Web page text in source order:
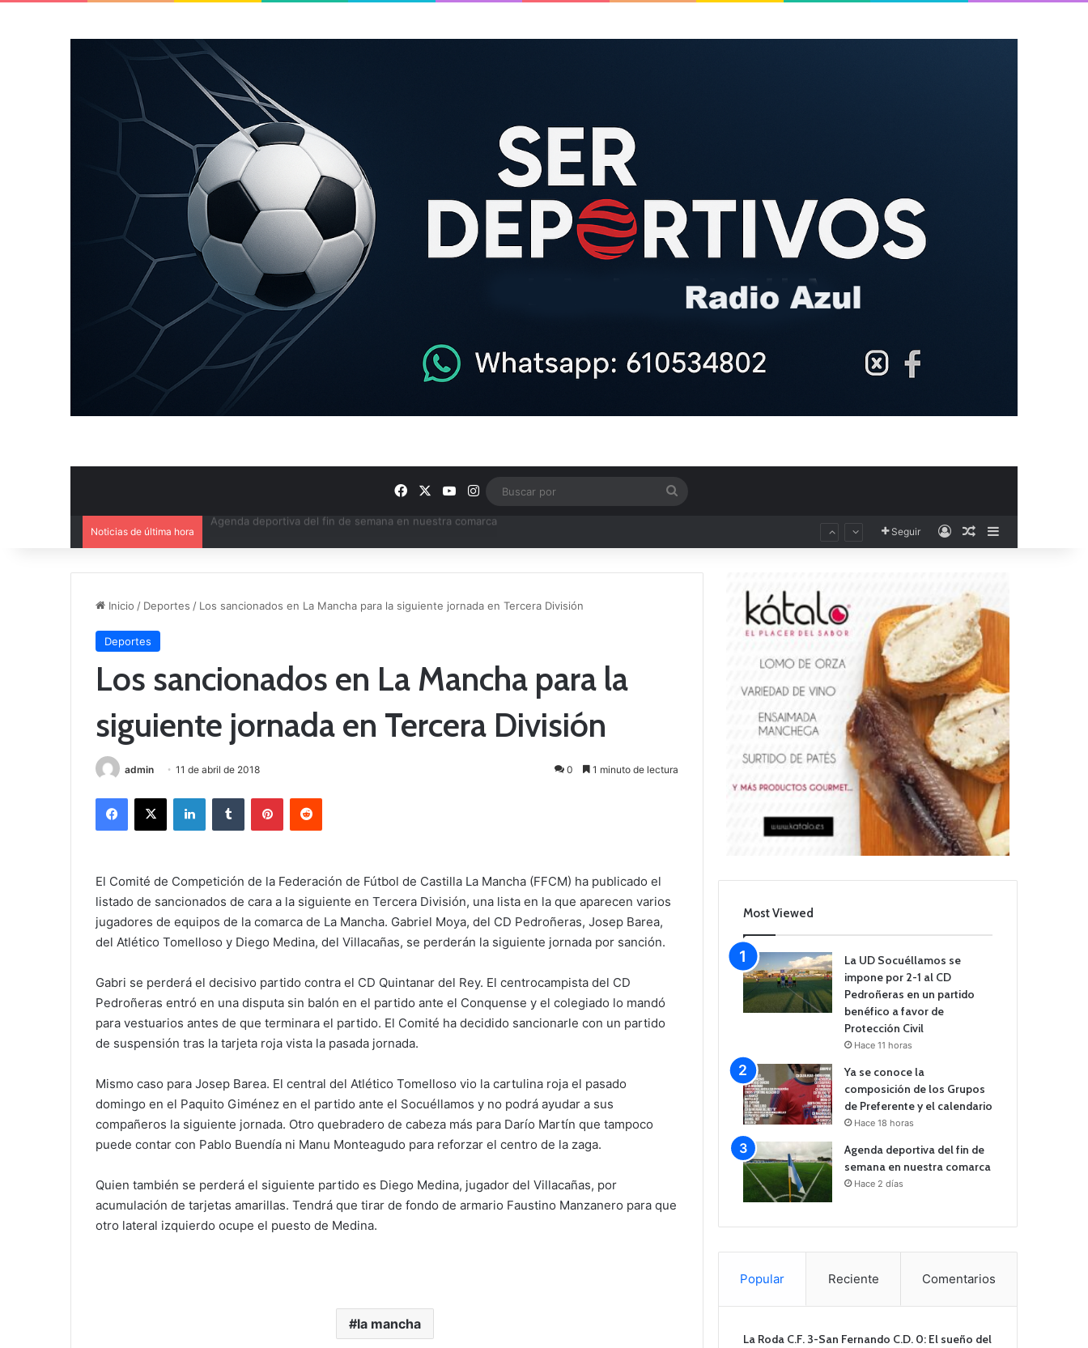
FacebookYouTube
Instagram
Noticias de última hora Seguir AccesoPublicación al
Inicio / Deportes / Los sancionados en La Mancha para la siguiente jornada en Tercera División
Deportes
Los sancionados en La Mancha para la
siguiente jornada en Tercera División
admin 11 de abril de 2018 0 1 minuto de lectura
El Comité de Competición de la Federación de Fútbol de Castilla La Mancha (FFCM) ha publicado el
listado de sancionados de cara a la siguiente en Tercera División, una lista en la que aparecen varios
jugadores de equipos de la comarca de La Mancha. Gabriel Moya, del CD Pedroñeras, Josep Barea,
del Atlético Tomelloso y Diego Medina, del Villacañas, se perderán la siguiente jornada por sanción.
Gabri se perderá el decisivo partido contra el CD Quintanar del Rey. El centrocampista del CD
Pedroñeras entró en una disputa sin balón en el partido ante el Conquense y el colegiado lo mandó
para vestuarios antes de que terminara el partido. El Comité ha decidido sancionarle con un partido
de suspensión tras la tarjeta roja vista la pasada jornada.
Mismo caso para Josep Barea. El central del Atlético Tomelloso vio la cartulina roja el pasado
domingo en el Paquito Giménez en el partido ante el Socuéllamos y no podrá ayudar a sus
compañeros la siguiente jornada. Otro quebradero de cabeza más para Darío Martín que tampoco
puede contar con Pablo Buendía ni Manu Monteagudo para reforzar el centro de la zaga.
Quien también se perderá el siguiente partido es Diego Medina, jugador del Villacañas, por
acumulación de tarjetas amarillas. Tendrá que tirar de fondo de armario Faustino Manzanero para que
otro lateral izquierdo ocupe el puesto de Medina.
la mancha
Most Viewed
La UD Socuéllamos se
impone por 2-1 al CD
Pedroñeras en un partido
benéfico a favor de
Protección Civil
Hace 11 horas
Ya se conoce la
composición de los Grupos
de Preferente y el calendario
Hace 18 horas
Agenda deportiva del fin de
semana en nuestra comarca
Hace 2 días
Popular Reciente Comentarios
La Roda C.F. 3-San Fernando C.D. 0: El sueño del